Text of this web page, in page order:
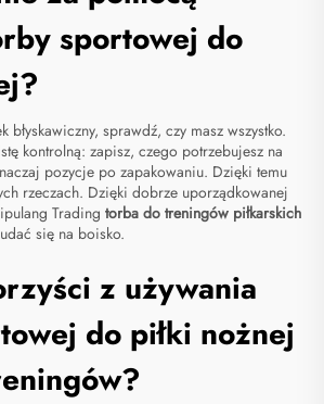
sportowej do
błyskawiczny, sprawdź, czy masz wszystko.
kontrolną: zapisz, czego potrzebujesz na
pozycje po zapakowaniu. Dzięki temu
rzeczach. Dzięki dobrze uporządkowanej
Trading torba do treningów piłkarskich
się na boisko.
z używania
do piłki nożnej